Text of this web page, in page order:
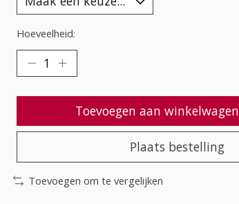
Hoeveelheid:
Toevoegen aan winkelwagen
Plaats bestelling
Toevoegen om te vergelijken